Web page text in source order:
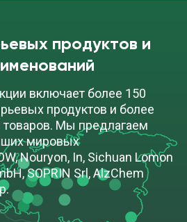
продуктов и
включает более 150
продуктов и более
Мы предлагаем
мировых
Nouryon, In, Sichuan Lomon
SOPRIN Srl, AlzChem